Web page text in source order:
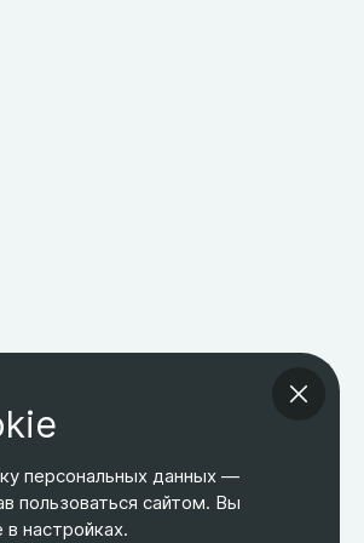
ПОЧТА АДРЕС
Москва, Гаражная 8
персональных данных —
пользоваться сайтом. Вы
настройках.